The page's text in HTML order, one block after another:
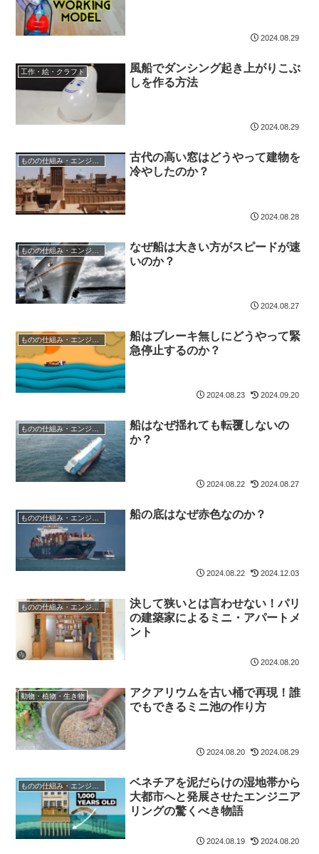
2024.08.29
工作・絵・クラフト
風船でダンシング起き上がりこぶ
しを作る方法
2024.08.29
ものの仕組み・エンジニア
古代の高い窓はどうやって建物を
冷やしたのか？
2024.08.28
なぜ船は大きい方がスピードが速
いのか？
2024.08.27
船はブレーキ無しにどうやって緊
急停止するのか？
2024.08.23 2024.09.20
船はなぜ揺れても転覆しないの
か？
2024.08.22 2024.08.27
船の底はなぜ赤色なのか？
2024.08.22 2024.12.03
ものの仕組み・エンジニア
決して狭いとは言わせない！パリ
の建築家によるミニ・アパートメ
ント
2024.08.20
動物・植物・生き物
アクアリウムを古い桶で再現！誰
でもできるミニ池の作り方
2024.08.20 2024.08.29
ベネチアを泥だらけの湿地帯から
大都市へと発展させたエンジニア
リングの驚くべき物語
2024.08.19 2024.08.20